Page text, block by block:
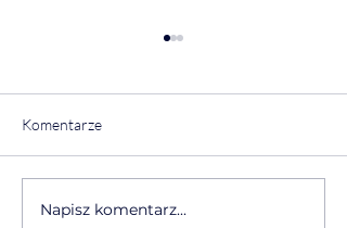
❤️Rekomendacja
Komentarze
Napisz komentarz...